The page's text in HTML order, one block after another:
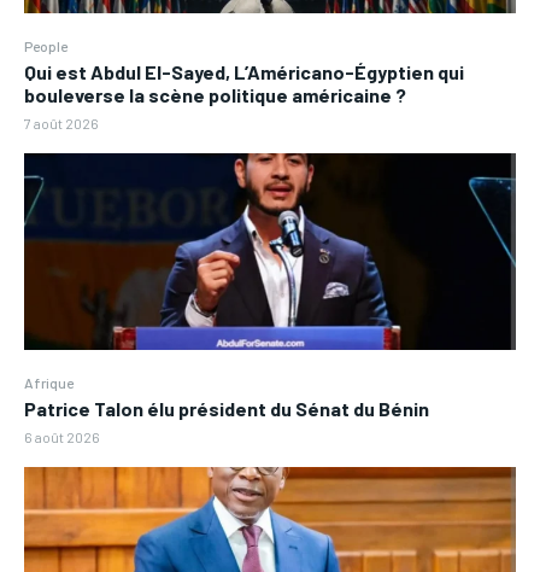
People
Qui est Abdul El-Sayed, L’Américano-Égyptien qui
bouleverse la scène politique américaine ?
7 août 2026
Afrique
Patrice Talon élu président du Sénat du Bénin
6 août 2026